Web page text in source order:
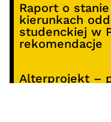
Raport o
kierunkach
studenckiej w
rekomendacje
Alterprojekt –